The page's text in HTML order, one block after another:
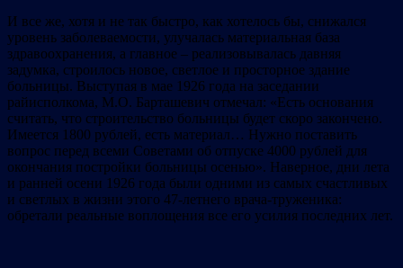
И все же, хотя и не так быстро, как хотелось бы, снижался
уровень заболеваемости, улучалась материальная база
здравоохранения, а главное – реализовывалась давняя
задумка, строилось новое, светлое и просторное здание
больницы. Выступая в мае 1926 года на заседании
райисполкома, М.О. Барташевич отмечал: «Есть основания
считать, что строительство больницы будет скоро закончено.
Имеется 1800 рублей, есть материал… Нужно поставить
вопрос перед всеми Советами об отпуске 4000 рублей для
окончания постройки больницы осенью». Наверное, дни лета
и ранней осени 1926 года были одними из самых счастливых
и светлых в жизни этого 47-летнего врача-труженика:
обретали реальные воплощения все его усилия последних лет.